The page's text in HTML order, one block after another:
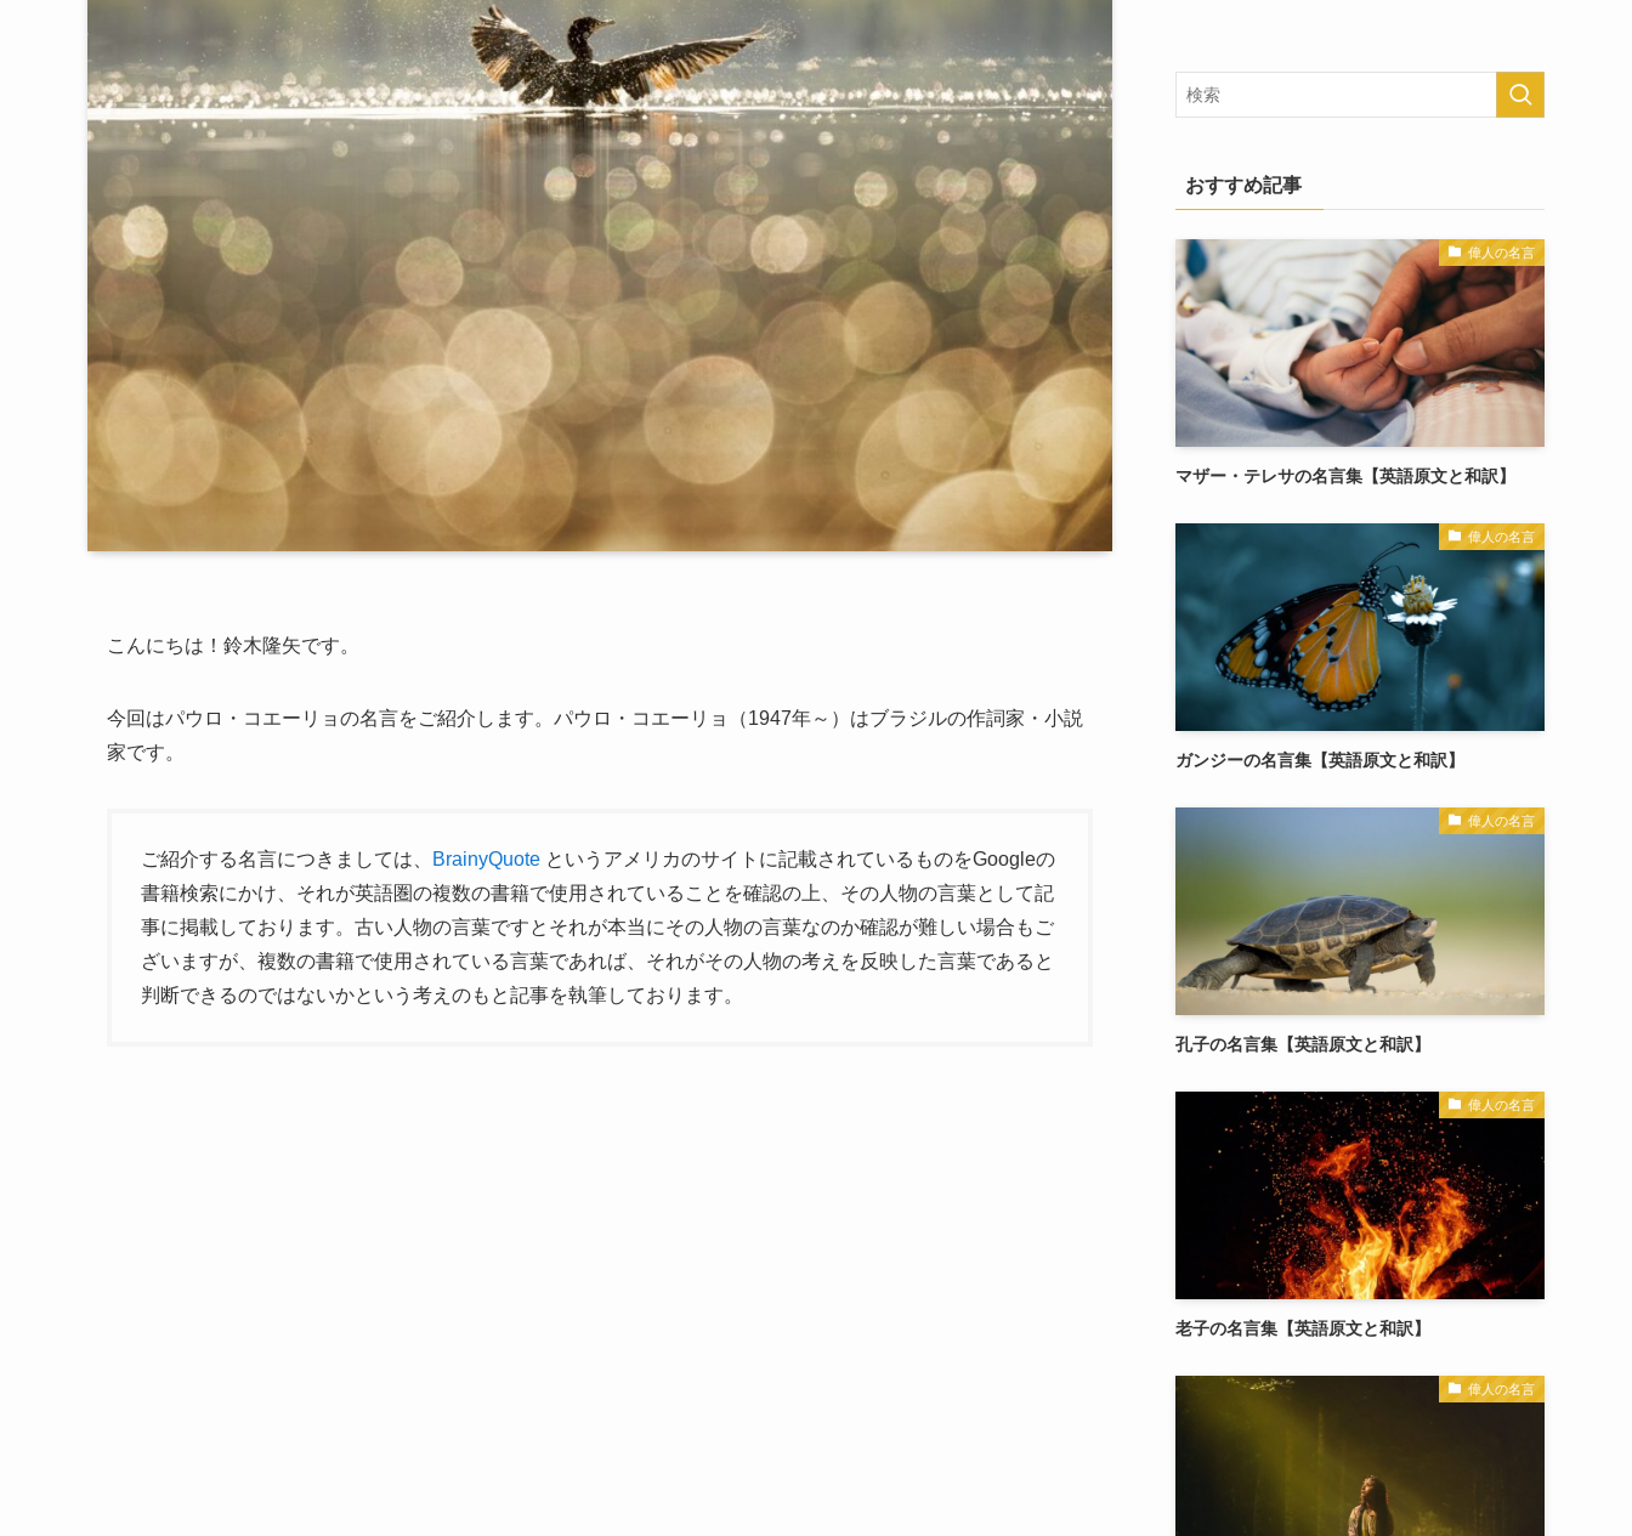
こんにちは！鈴木隆矢です。
今回はパウロ・コエーリョの名言をご紹介します。パウロ・コエーリョ（1947年～）はブラジルの作詞家・小説
家です。
ご紹介する名言につきましては、 BrainyQuote というアメリカのサイトに記載されているものをGoogleの
書籍検索にかけ、それが英語圏の複数の書籍で使用されていることを確認の上、その人物の言葉として記
事に掲載しております。古い人物の言葉ですとそれが本当にその人物の言葉なのか確認が難しい場合もご
ざいますが、複数の書籍で使用されている言葉であれば、それがその人物の考えを反映した言葉であると
判断できるのではないかという考えのもと記事を執筆しております。
おすすめ記事
偉人の名言
マザー・テレサの名言集【英語原文と和訳】
偉人の名言
ガンジーの名言集【英語原文と和訳】
偉人の名言
孔子の名言集【英語原文と和訳】
偉人の名言
老子の名言集【英語原文と和訳】
偉人の名言